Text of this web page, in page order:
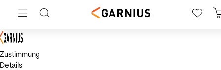
Zustimmung
Details